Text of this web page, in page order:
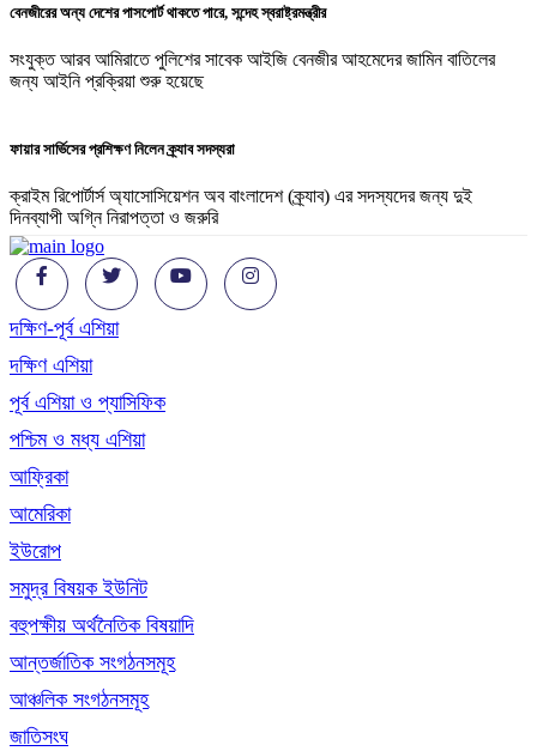
বেনজীরের অন্য দেশের পাসপোর্ট থাকতে পারে, সন্দেহ স্বরাষ্ট্রমন্ত্রীর
সংযুক্ত আরব আমিরাতে পুলিশের সাবেক আইজি বেনজীর আহমেদের জামিন বাতিলের
জন্য আইনি প্রক্রিয়া শুরু হয়েছে
ফায়ার সার্ভিসের প্রশিক্ষণ নিলেন ক্র্যাব সদস্যরা
ক্রাইম রিপোর্টার্স অ্যাসোসিয়েশন অব বাংলাদেশ (ক্র্যাব) এর সদস্যদের জন্য দুই
দিনব্যাপী অগ্নি নিরাপত্তা ও জরুরি
দক্ষিণ-পূর্ব এশিয়া
দক্ষিণ এশিয়া
পূর্ব এশিয়া ও প্যাসিফিক
পশ্চিম ও মধ্য এশিয়া
আফ্রিকা
আমেরিকা
ইউরোপ
সমুদ্র বিষয়ক ইউনিট
বহুপক্ষীয় অর্থনৈতিক বিষয়াদি
আন্তর্জাতিক সংগঠনসমূহ
আঞ্চলিক সংগঠনসমূহ
জাতিসংঘ